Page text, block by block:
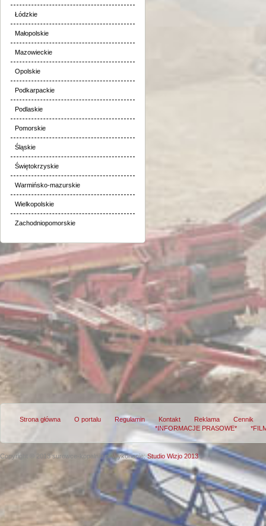
Łódzkie
Małopolskie
Mazowieckie
Opolskie
Podkarpackie
Podlaskie
Pomorskie
Śląskie
Świętokrzyskie
Warmińsko-mazurskie
Wielkopolskie
Zachodniopomorskie
Strona główna O portalu Regulamin Kontakt Reklama
Cennik
*INFORMACJE PRASOWE*
Copyright © 2013 surowce-kopalnie.plWykonanie:Studio Wizjo 2013